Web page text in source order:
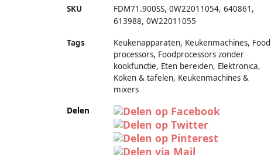
SKU FDM71.900SS, 0W22011054, 640861 ,
613988, 0W22011055
Tags
Keukenapparaten, Keukenmachines, Food
processors, Foodprocessors zonder
kookfunctie, Eten bereiden, Elektronica,
Koken & tafelen, Keukenmachines &
mixers
Delen